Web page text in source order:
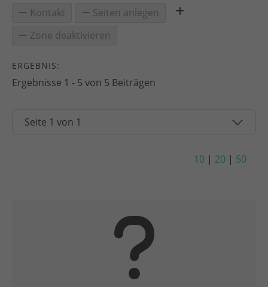
Kontakt
Seiten anlegen
Zone deaktivieren
ERGEBNIS:
Ergebnisse 1 - 5 von 5 Beiträgen
10 | 20 | 50